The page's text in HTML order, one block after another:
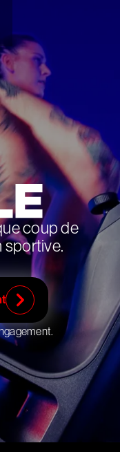
coup de
sportive.